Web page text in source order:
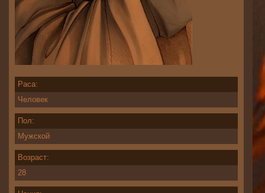
Раса:
Человек
Пол:
Мужской
Возраст:
28